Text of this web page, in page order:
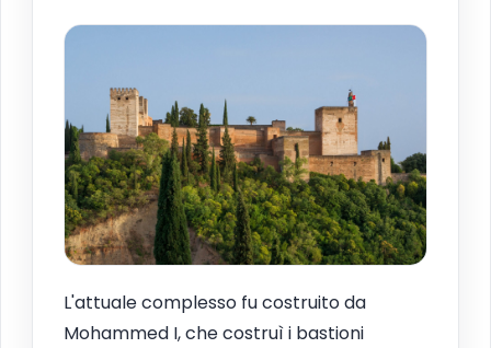
L'attuale complesso fu costruito da
Mohammed I, che costruì i bastioni